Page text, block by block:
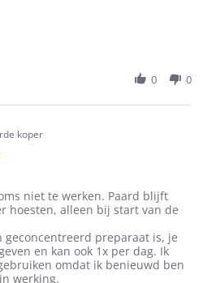
0 0
koper
niet te werken. Paard blijft
hoesten, alleen bij start van de
preparaat is, je
en kan ook 1x per dag. Ik
omdat ik benieuwd ben
werking.